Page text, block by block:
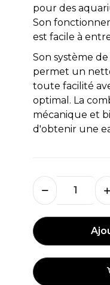
pour des
Son
est facile à
Son système
permet un
toute facilité
optimal. La
mécanique et
d'obtenir une